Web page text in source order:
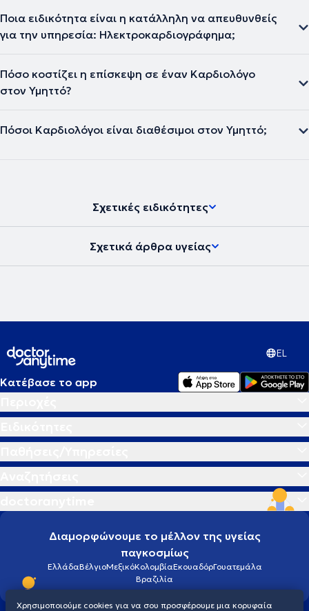
Ποια ειδικότητα είναι η κατάλληλη να απευθυνθείς
για την υπηρεσία: Ηλεκτροκαρδιογράφημα;
Πόσο κοστίζει η επίσκεψη σε έναν Καρδιολόγο
στον Υμηττό?
Πόσοι Καρδιολόγοι είναι διαθέσιμοι στον Υμηττό;
Σχετικές ειδικότητες
Σχετικά άρθρα υγείας
EL
Κατέβασε το app
Διαμορφώνουμε το μέλλον της υγείας
παγκοσμίως
ΕλλάδαΒέλγιοΜεξικόΚολομβίαΕκουαδόρΓουατεμάλα
Βραζιλία
Χρησιμοποιούμε cookies για να σου προσφέρουμε μια κορυφαία